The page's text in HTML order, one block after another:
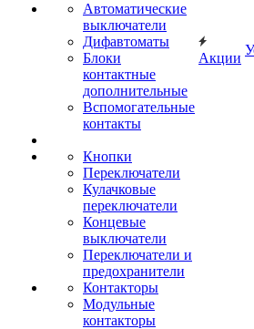
Автоматические
выключатели
Дифавтоматы
Блоки
контактные
дополнительные
Вспомогательные
контакты
Кнопки
Переключатели
Кулачковые
переключатели
Концевые
выключатели
Переключатели и
предохранители
Контакторы
Модульные
контакторы
Акции